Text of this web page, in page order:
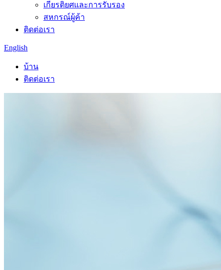
เกียรติยศและการรับรอง
สหกรณ์ผู้ค้า
ติดต่อเรา
English
บ้าน
ติดต่อเรา